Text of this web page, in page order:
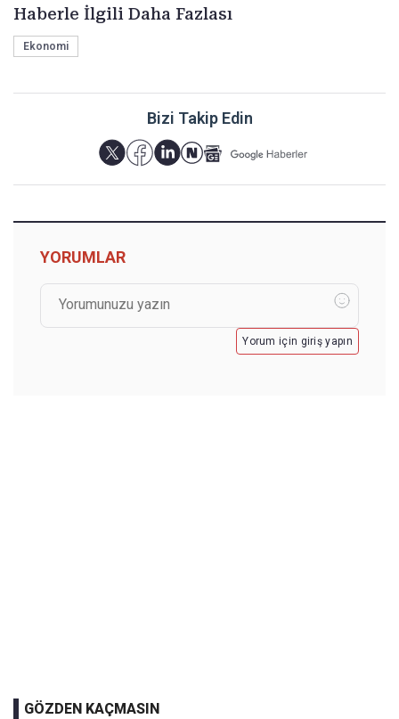
Haberle İlgili Daha Fazlası
Ekonomi
Bizi Takip Edin
YORUMLAR
Yorum için giriş yapın
GÖZDEN KAÇMASIN